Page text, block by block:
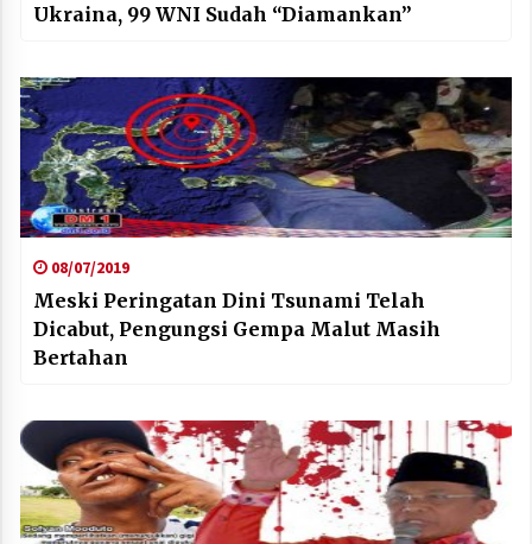
Ukraina, 99 WNI Sudah “Diamankan”
08/07/2019
Meski Peringatan Dini Tsunami Telah
Dicabut, Pengungsi Gempa Malut Masih
Bertahan